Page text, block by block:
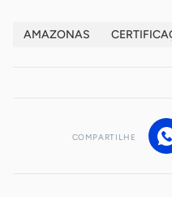
AMAZONAS
COMPARTILHE